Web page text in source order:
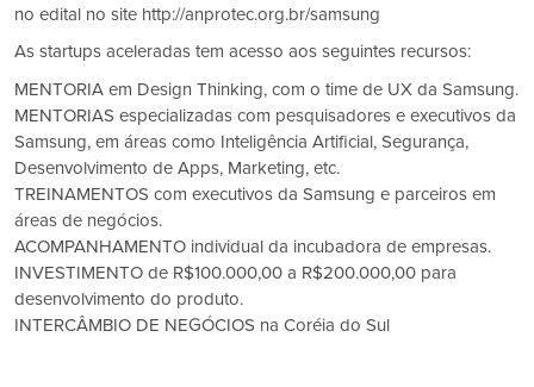
no edital no site http://anprotec.org.br/samsung
As startups aceleradas tem acesso aos seguintes recursos:
MENTORIA em Design Thinking, com o time de UX da Samsung.
MENTORIAS especializadas com pesquisadores e executivos da
Samsung, em áreas como Inteligência Artificial, Segurança,
Desenvolvimento de Apps, Marketing, etc.
TREINAMENTOS com executivos da Samsung e parceiros em
áreas de negócios.
ACOMPANHAMENTO individual da incubadora de empresas.
INVESTIMENTO de R$100.000,00 a R$200.000,00 para
desenvolvimento do produto.
INTERCÂMBIO DE NEGÓCIOS na Coréia do Sul